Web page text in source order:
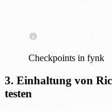
Checkpoints in fynk
3. Einhaltung von
testen